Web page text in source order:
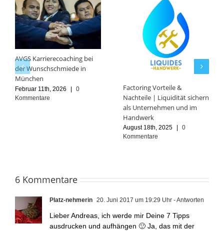
AVGS Karrierecoaching bei
der Wunschschmiede in
München
Februar 11th, 2026
0
Kommentare
Factoring Vorteile &
Nachteile | Liquidität sichern
als Unternehmen und im
Handwerk
August 18th, 2025
0
Kommentare
6 Kommentare
Platz-nehmerin 20. Juni 2017 um 19:29 Uhr - Antworten
Lieber Andreas, ich werde mir Deine 7 Tipps
ausdrucken und aufhängen 🙂 Ja, das mit der